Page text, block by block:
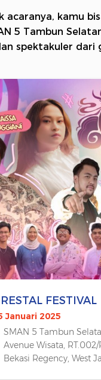
acaranya, kamu
5 Tambun
spektakuler dari
FESTIVAL
Januari 2025
SMAN 5 Tambun
Avenue Wisata,
Bekasi Regency, West